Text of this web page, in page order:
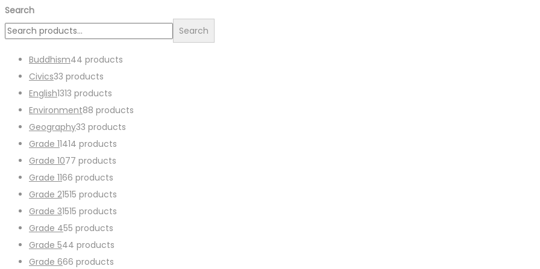
Search
Search
Buddhism44 products
Civics33 products
English1313 products
Environment88 products
Geography33 products
Grade 11414 products
Grade 1077 products
Grade 1166 products
Grade 21515 products
Grade 31515 products
Grade 455 products
Grade 544 products
Grade 666 products